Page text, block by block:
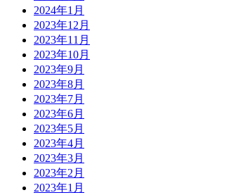
2024年1月
2023年12月
2023年11月
2023年10月
2023年9月
2023年8月
2023年7月
2023年6月
2023年5月
2023年4月
2023年3月
2023年2月
2023年1月